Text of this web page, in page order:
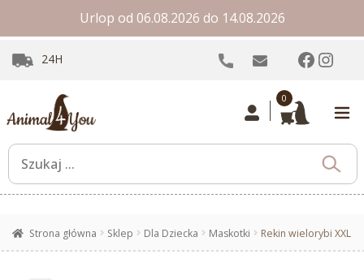
Urlop od 06.08.2026 do 14.08.2026
24H
0
Strona główna Sklep Dla Dziecka Maskotki Rekin wielorybi XXL